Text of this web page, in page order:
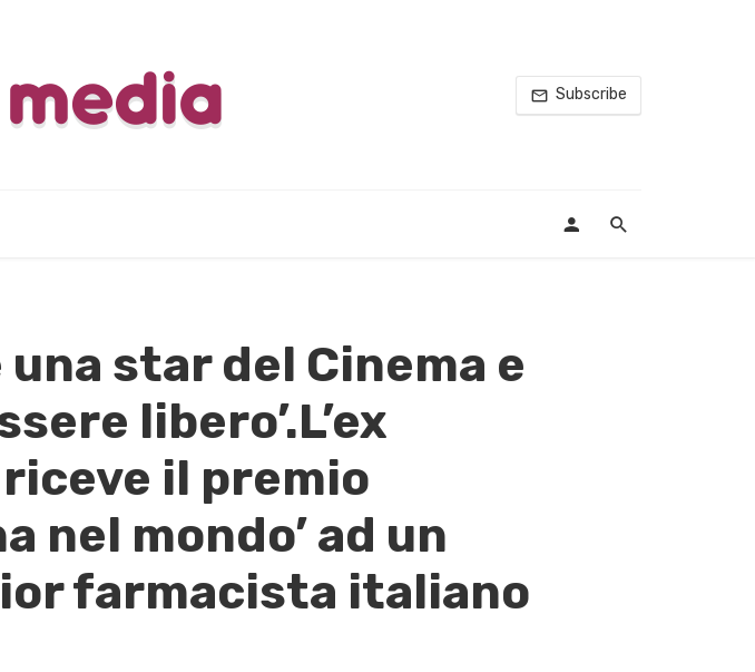
Subscribe
star del Cinema e
libero’.L’ex
il premio
nel mondo’ ad un
farmacista italiano